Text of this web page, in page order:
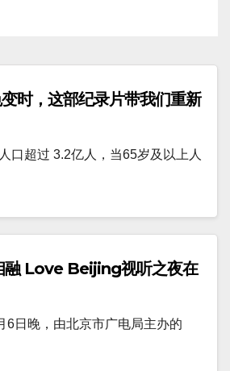
时，这部纪录片带我们重新
口超过 3.2亿人，当65岁及以上人
融 Love Beijing视听之夜在
6日晚，由北京市广电局主办的